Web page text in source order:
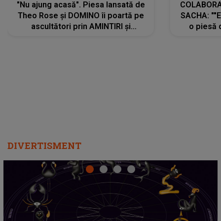
"Nu ajung acasă". Piesa lansată de
Theo Rose și DOMINO îi poartă pe
ascultători prin AMINTIRI și
SACHA:
o piesă
DIVERTISMENT